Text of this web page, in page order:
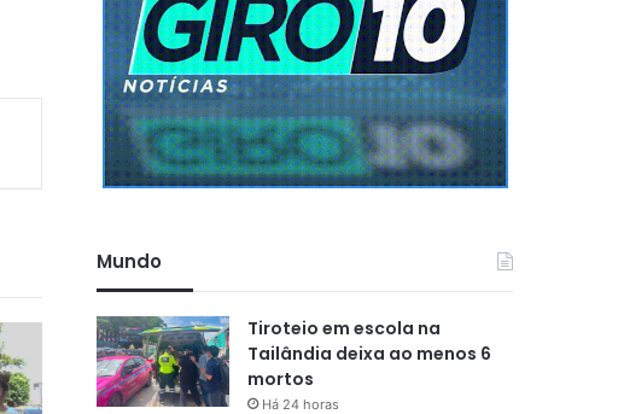
Mundo
Tiroteio em escola na
Tailândia deixa ao menos 6
mortos
Há 24 horas